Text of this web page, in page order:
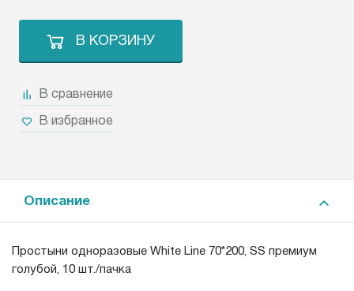
В КОРЗИНУ
В сравнение
В избранное
Описание
Простыни одноразовые White Line 70*200, SS премиум
голубой, 10 шт./пачка